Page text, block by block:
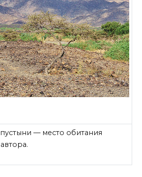
— место обитания